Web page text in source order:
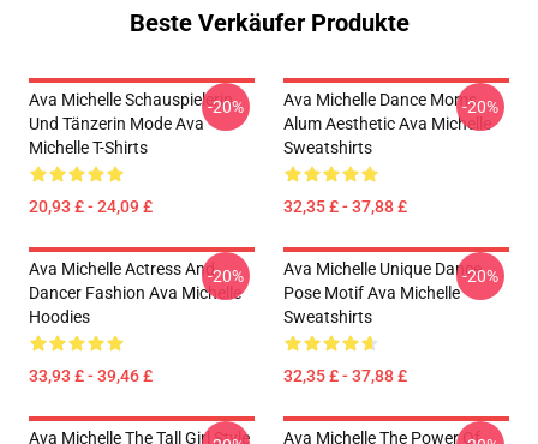
Beste Verkäufer Produkte
Ava Michelle Schauspielerin
Und Tänzerin Mode Ava
Michelle T-Shirts
20,93 £ - 24,09 £
-20%
Ava Michelle Dance Moms
Alum Aesthetic Ava Michelle
Sweatshirts
32,35 £ - 37,88 £
-20%
Ava Michelle Actress And
Dancer Fashion Ava Michelle
Hoodies
33,93 £ - 39,46 £
-20%
Ava Michelle Unique Dance
Pose Motif Ava Michelle
Sweatshirts
32,35 £ - 37,88 £
-20%
Ava Michelle The Tall Girl Style
Ava Michelle The Power Of